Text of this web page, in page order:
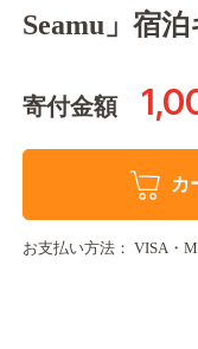
Seamu」宿
寄付金額
カ
お支払い方法： VISA・